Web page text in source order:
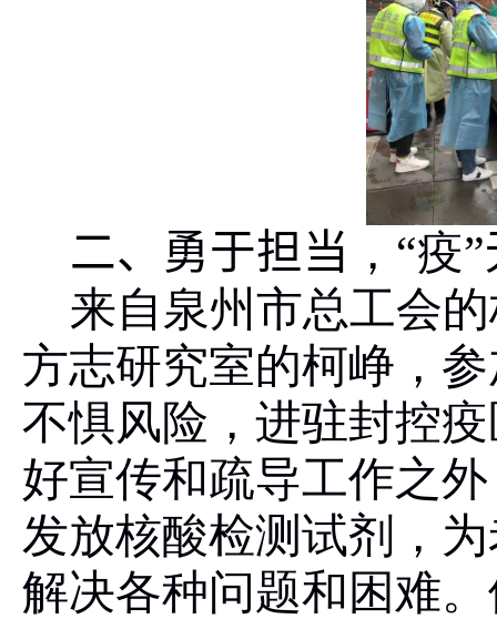
二、勇于担当 ，“疫”
来自泉州市总工会
方志研究室的柯峥，
不惧风险，进驻封控
好宣传和疏导工作之
发放核酸检测试剂，
解决各种问题和困难